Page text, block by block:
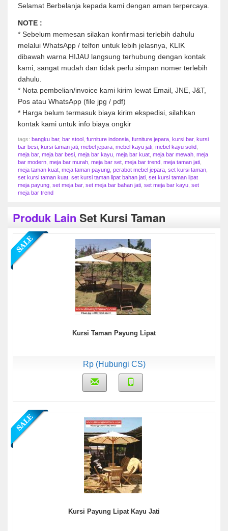
Selamat Berbelanja kepada kami dengan aman terpercaya.
NOTE :
* Sebelum memesan silakan konfirmasi terlebih dahulu
melalui WhatsApp / telfon untuk lebih jelasnya, KLIK
dibawah warna HIJAU langsung terhubung dengan kontak
kami, sangat mudah dan tidak perlu simpan nomer terlebih
dahulu.
* Nota pembelian/invoice kami kirim lewat Email, JNE, J&T,
Pos atau WhatsApp (file jpg / pdf)
* Harga belum termasuk biaya kirim ekspedisi, silahkan
kontak kami untuk info biaya ongkir
tags: bangku bar, bar stool furniture indonsia furniture jepara kursi bar, kursi
bar besi kursi taman jati mebel jepara mebel kayu jati mebel kayu solid
meja bar, meja bar besi meja bar kayu meja bar kuat meja bar mewah meja
bar modern meja bar murah meja bar set meja bar trend meja taman jati
meja taman kuat meja taman payung perabot mebel jepara set kursi taman
set kursi taman kuat set kursi taman lipat bahan jati set kursi taman lipat
meja payung set meja bar, set meja bar bahan jati set meja bar kayu set
meja bar trend
Produk Lain Set Kursi Taman
Kursi Taman Payung Lipat
Rp (Hubungi CS)
Kursi Payung Lipat Kayu Jati